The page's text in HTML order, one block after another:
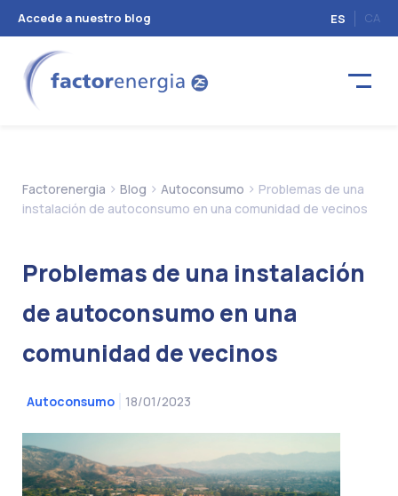
Accede a nuestro blog ES CA
Factorenergia > Blog > Autoconsumo > Problemas de una
instalación de autoconsumo en una comunidad de vecinos
Problemas de una instalación
de autoconsumo en una
comunidad de vecinos
Autoconsumo 18/01/2023